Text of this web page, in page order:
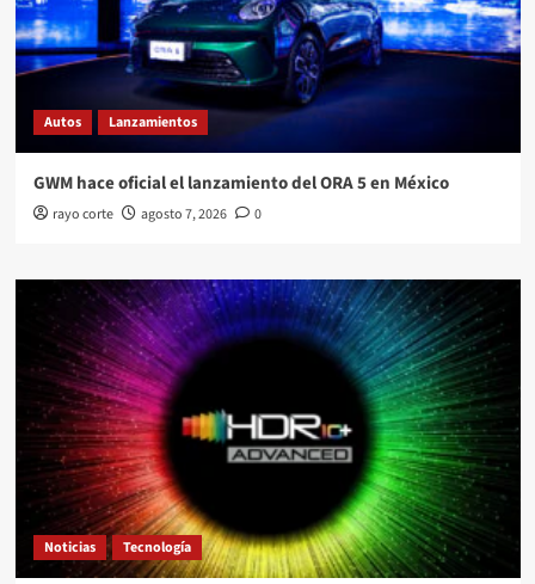
Autos Lanzamientos
GWM hace oficial el lanzamiento del ORA 5 en México
rayo corte agosto 7, 2026 0
Noticias Tecnología